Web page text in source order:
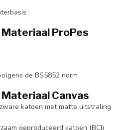
ProPes
de BS5852 norm
Canvas
katoen met matte uitstraling
geproduceerd katoen (BCI)